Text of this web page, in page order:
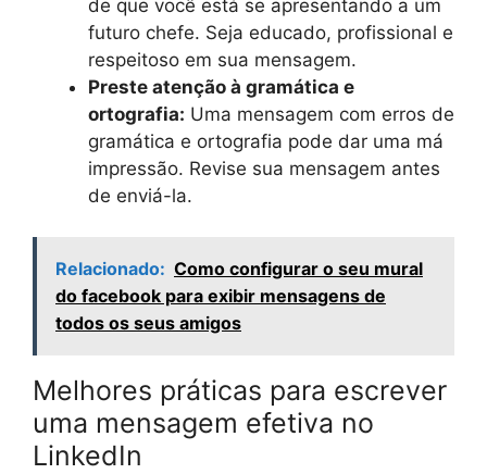
de que você está se apresentando a um
futuro chefe. Seja educado, profissional e
respeitoso em sua mensagem.
Preste atenção à gramática e
ortografia: Uma mensagem com erros de
gramática e ortografia pode dar uma má
impressão. Revise sua mensagem antes
de enviá-la.
Relacionado: Como configurar o seu mural
do facebook para exibir mensagens de
todos os seus amigos
Melhores práticas para escrever
uma mensagem efetiva no
LinkedIn